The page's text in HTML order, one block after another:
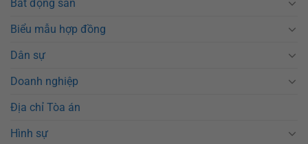
Bất động sản
Biểu mẫu hợp đồng
Dân sự
Doanh nghiệp
Địa chỉ Tòa án
Hình sự